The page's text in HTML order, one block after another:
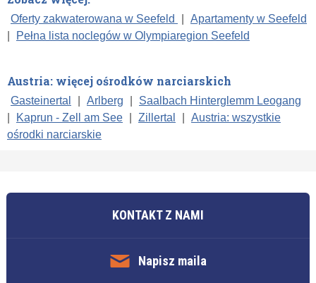
Oferty zakwaterowana w Seefeld
Apartamenty w Seefeld
Pełna lista noclegów w Olympiaregion Seefeld
Austria: więcej ośrodków narciarskich
Gasteinertal Arlberg
Saalbach Hinterglemm Leogang
Kaprun - Zell am See Zillertal
Austria: wszystkie
ośrodki narciarskie
KONTAKT Z NAMI
Napisz maila